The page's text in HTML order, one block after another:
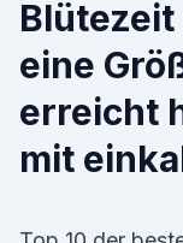
eine
erreicht
mit